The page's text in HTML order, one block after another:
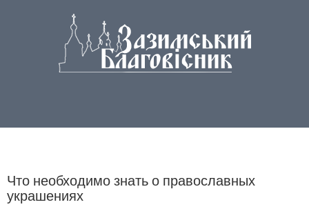
Что необходимо знать о православных
украшениях